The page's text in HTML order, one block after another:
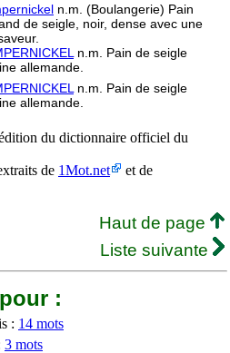
n.m. (Boulangerie) Pain
de seigle, noir, dense avec une
n.m. Pain de seigle
allemande.
n.m. Pain de seigle
allemande.
du dictionnaire officiel du
de 1Mot.net
et de
Haut de page
Liste suivante
:
: 14 mots
3 mots